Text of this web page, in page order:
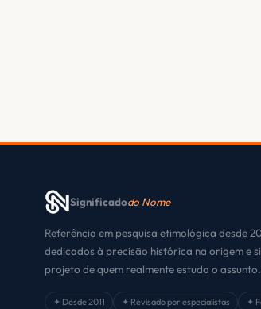
Significadodo Nome
Referência em pesquisa etimológica desde
dedicados à precisão histórica na origem e
projeto de quem realmente estuda o assunto.
✦ Desde 2011 ✦ Revisado por especialistas
✦